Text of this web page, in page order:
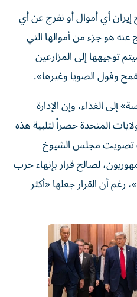
أي أموال أو نفرج عن أي
عنه هو جزء من أموالها التي
إلى المزارعين
وفول الصويا وغيرها».
الغذاء، وإن الإدارة
المتحدة حصراً لتلبية هذه
تصويت مجلس الشيوخ
لصالح قرار بإنهاء حرب
رغم أن القرار جعلها «أكثر